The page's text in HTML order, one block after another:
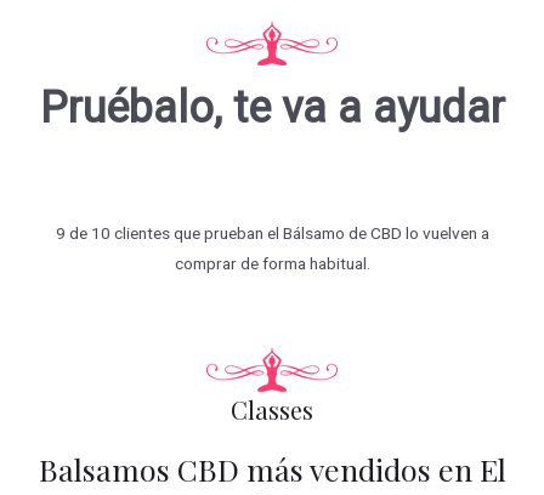
Pruébalo, te va a ayudar
9 de 10 clientes que prueban el Bálsamo de CBD lo vuelven a
comprar de forma habitual.
Classes
Balsamos CBD más vendidos en El